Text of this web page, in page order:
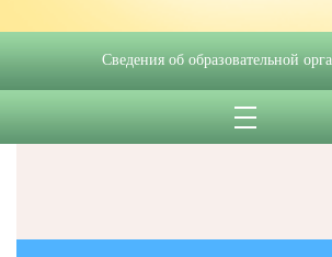
Сведения об образовательной